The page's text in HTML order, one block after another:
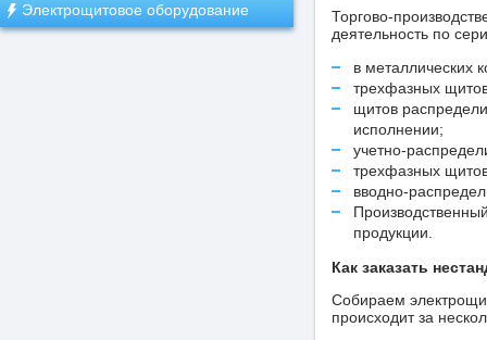
Электрощитовое оборудование
Торгово-
деятельность по
в металлических
трехфазных
щитов
исполнении;
учетно-
трехфазных
вводно-
продукции.
Как заказать
Собираем
происходит за